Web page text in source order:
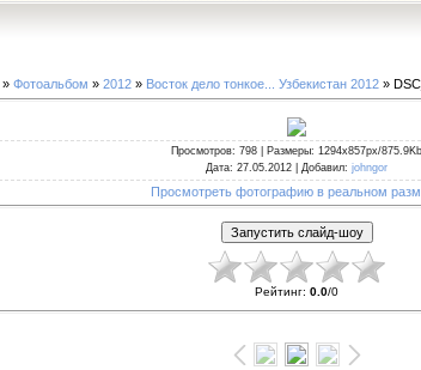
» Фотоальбом » 2012 » Восток дело тонкое... Узбекистан 2012 »
Просмотров: 798 | Размеры: 1294x857px/875.9Kb
Дата: 27.05.2012 | Добавил: johngor
Просмотреть фотографию в реальном
Рейтинг: 0.0/0